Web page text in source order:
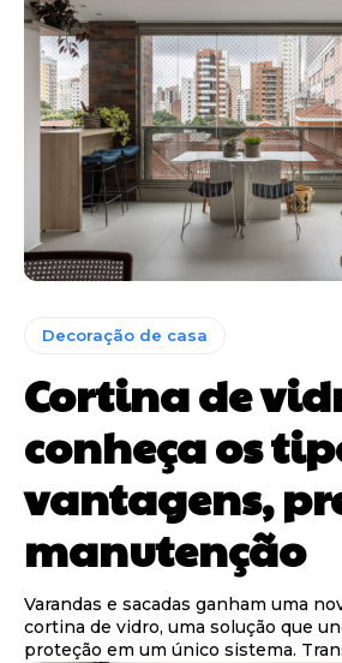
Decoração de casa
Cortina de
conheça os
vantagens,
manutenção
Varandas e sacadas ganham uma
cortina de vidro, uma solução que
proteção em um único sistema.